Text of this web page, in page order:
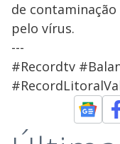
de contaminação
pelo vírus.
---
#Recordtv